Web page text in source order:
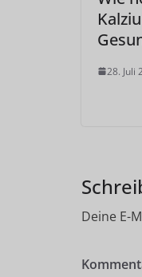
28. Juli
Deine E-